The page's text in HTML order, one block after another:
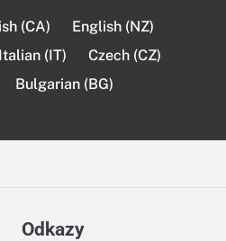
(CA)
English (NZ)
Italian (IT)
Czech (CZ)
Bulgarian (BG)
Odkazy